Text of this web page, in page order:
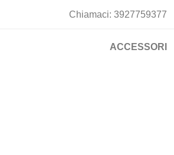
Chiamaci: 3927759377
ACCESSORI